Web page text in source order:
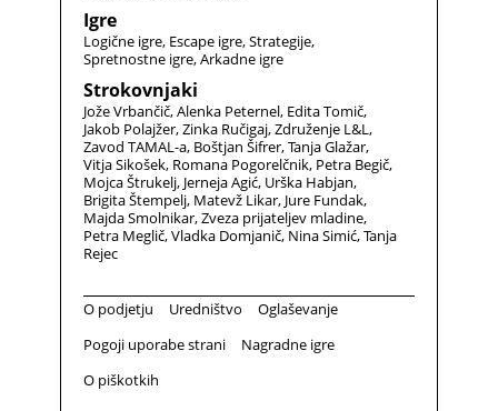
Igre
Logične igre Escape igre Strategije
Spretnostne igre Arkadne igre
Strokovnjaki
Jože Vrbančič Alenka Peternel Edita Tomič
Jakob Polajžer Zinka Ručigaj Združenje L&L
Zavod TAMAL-a Boštjan Šifrer Tanja Glažar
Vitja Sikošek Romana Pogorelčnik Petra Begič
Mojca Štrukelj Jerneja Agić Urška Habjan
Brigita Štempelj Matevž Likar Jure Fundak
Majda Smolnikar Zveza prijateljev mladine
Petra Meglič Vladka Domjanič Nina Simić Tanja
Rejec
O podjetju Uredništvo
Oglaševanje
Pogoji uporabe strani
Nagradne igre
O piškotkih